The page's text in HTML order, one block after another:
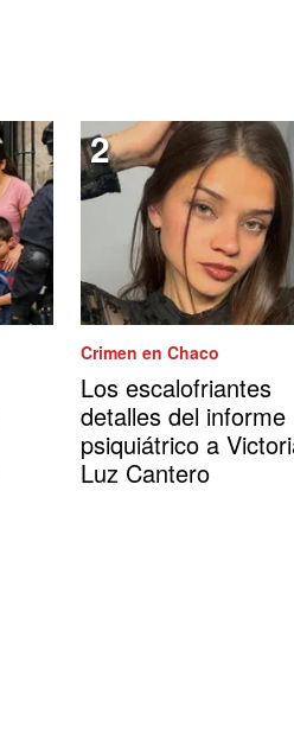
Crimen en Chaco
Los escalofriantes
detalles del informe
psiquiátrico a
Luz Cantero